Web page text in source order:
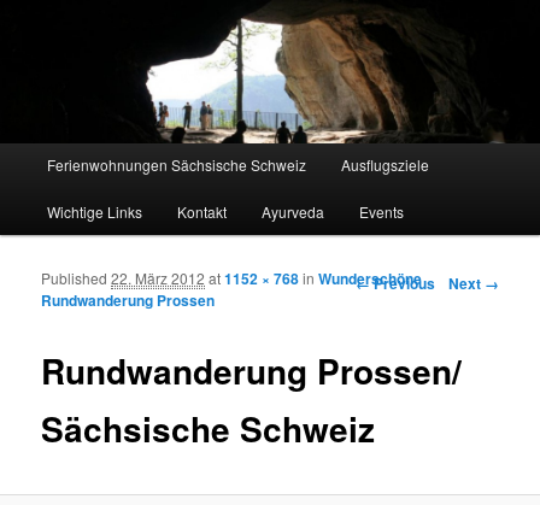
Skip to primary content
Skip to secondary content
Ferienwohnungen Sächsische Schweiz Ausflugsziele
Wichtige Links Kontakt Ayurveda Events
Image navigation
← Previous Next →
Rundwanderung Prossen/
Sächsische Schweiz
Published22. März 2012 at1152 × 768inWunderschöne
Rundwanderung Prossen